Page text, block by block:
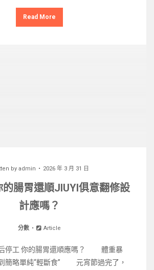
Read More
by admin 2026 年 3 月 31 日
的腸胃還順JIUYI俱意翻修設
計應嗎？
分數 Article
工 你的腸胃還順應嗎？ 體重暴
簡略單純“輕斷食” 元宵節過完了，